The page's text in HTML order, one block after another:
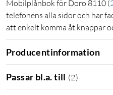
Mobilplånbok för Doro 8110 (
telefonens alla sidor och har
att enkelt komma åt knappar
Producentinformation
Passar bl.a. till (2)